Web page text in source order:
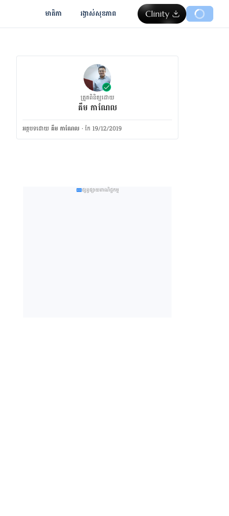
មាតិកា រង្វាស់​សុខភាព
ត្រួតពិនិត្យដោយ
គឹម កាណែល
អត្ថបទ​ដោយ គឹម កាណែល ·កែ 19/12/2019
ផ្សព្វផ្សាយពាណិជ្ជកម្ម